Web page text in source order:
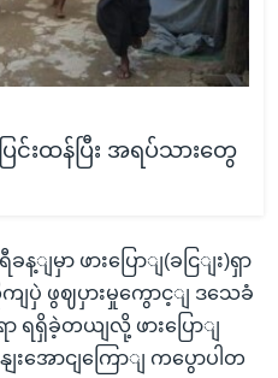
းထန်ပြီး အရပ်သားတွေ
ျမှာ ဖားပြောျ(ခငြျး)ရှာ
ျပှဲ ဖွဈပှားမှုကွောင့ျ ဒသေခံ
ရရှိခဲ့တယျလို့ ဖားပြောျ
ျးအောငျကြောျ ကပွောပါတ